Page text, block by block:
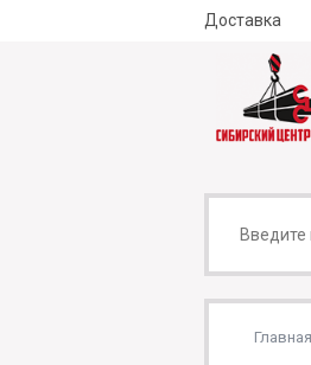
Доставка
Главная